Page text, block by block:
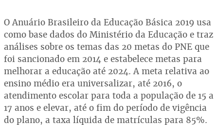
O Anuário Brasileiro da Educação Básica 2019 usa
como base dados do Ministério da Educação e traz
análises sobre os temas das 20 metas do PNE que
foi sancionado em 2014 e estabelece metas para
melhorar a educação até 2024. A meta relativa ao
ensino médio era universalizar, até 2016, o
atendimento escolar para toda a população de 15 a
17 anos e elevar, até o fim do período de vigência
do plano, a taxa líquida de matrículas para 85%.